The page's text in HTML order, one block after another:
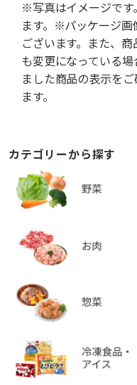
※写真はイメージです
ます。※パッケージ画
ございます。また、
も変更になっている
ました商品の表示を
ます。
カテゴリーから探す